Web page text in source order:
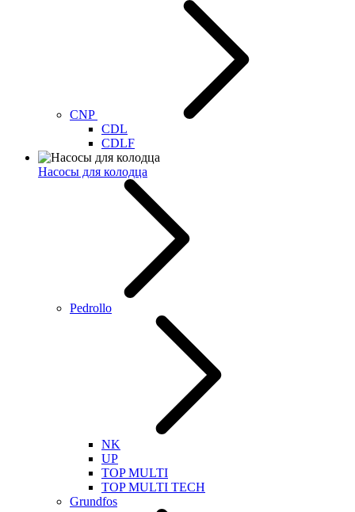
CNP
CDL
CDLF
Насосы для колодца
Pedrollo
NK
UP
TOP MULTI
TOP MULTI TECH
Grundfos